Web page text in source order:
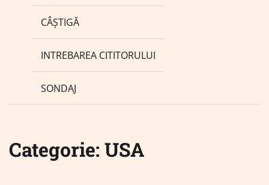
CÂȘTIGĂ
INTREBAREA CITITORULUI
SONDAJ
Categorie: USA